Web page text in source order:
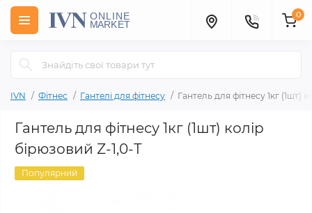
0
IVN Фітнес Гантелі для фітнесу Гантель для фітнесу 1кг (1шт)
Гантель для фітнесу 1кг (1шт) колір
бірюзовий Z-1,0-Т
Популярний